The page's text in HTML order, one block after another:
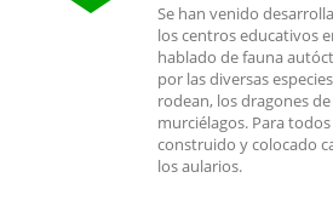
Se han venido
los centros educativos
hablado de fauna
por las diversas
rodean, los dragones
murciélagos. Para
construido y colocado
los aularios.